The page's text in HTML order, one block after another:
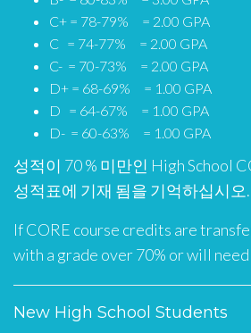
C+ = 78-79% = 2.00 GPA
C = 74-77% = 2.00 GPA
C- = 70-73% = 2.00 GPA
D+ = 68-69% = 1.00 GPA
D = 64-67% = 1.00 GPA
D- = 60-63% = 1.00 GPA
성적이 70 % 미만인 High School
성적표에 기재 됨을 기억하십시오.
If CORE course credits are
with a grade over 70% or will
New High School Students